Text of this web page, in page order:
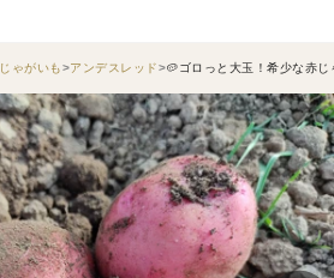
じゃがいも アンデスレッド 🥔ゴロっと大玉！希少な赤